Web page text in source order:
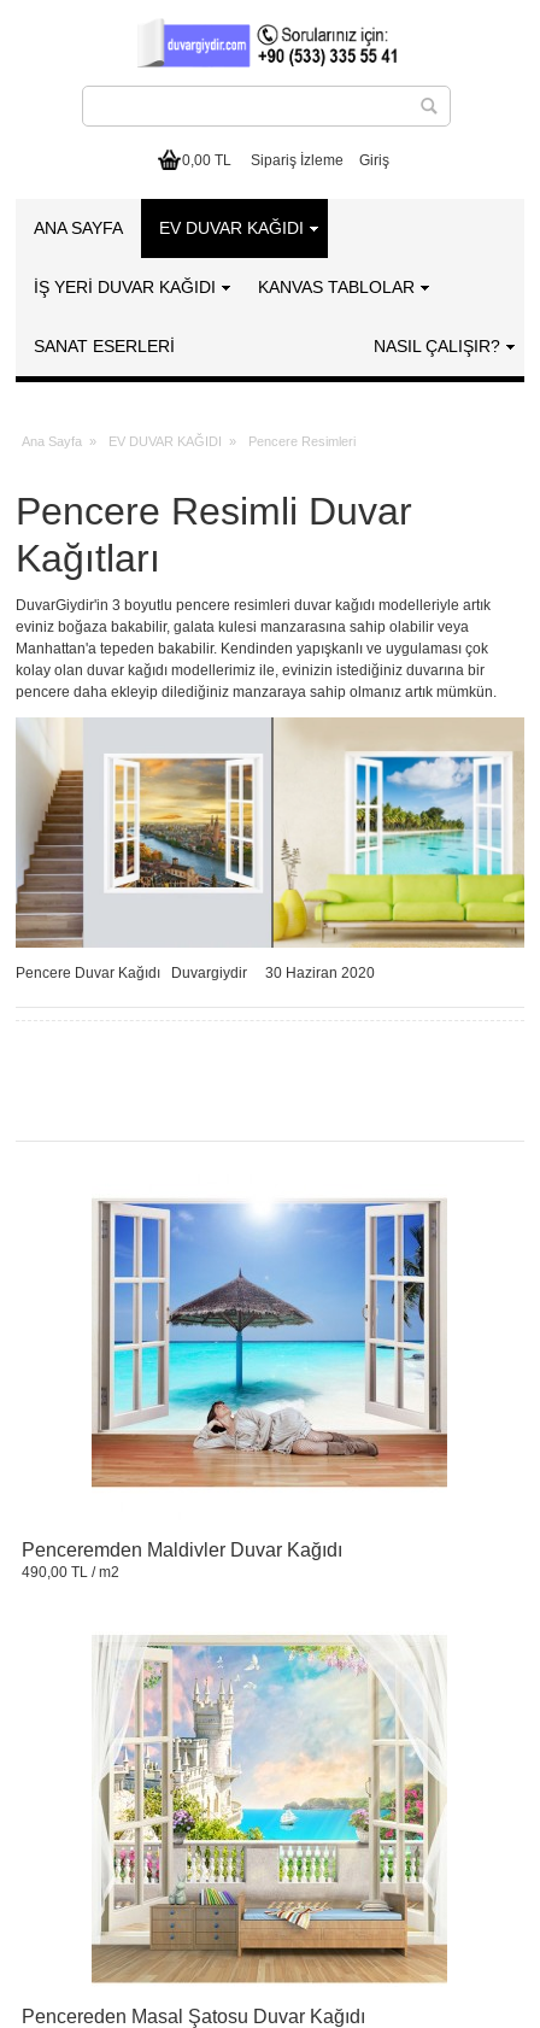
0,00 TL Sipariş İzleme Giriş
ANA SAYFA EV DUVAR KAĞIDI
İŞ YERİ DUVAR KAĞIDI KANVAS TABLOLAR
SANAT ESERLERI NASIL ÇALIŞIR?
Ana Sayfa » EV DUVAR KAĞIDI » Pencere Resimleri
Pencere Resimli Duvar
Kağıtları
DuvarGiydir'in 3 boyutlu pencere resimleri duvar kağıdı modelleriyle artık
eviniz boğaza bakabilir, galata kulesi manzarasına sahip olabilir veya
Manhattan'a tepeden bakabilir. Kendinden yapışkanlı ve uygulaması çok
kolay olan duvar kağıdı modellerimiz ile, evinizin istediğiniz duvarına bir
pencere daha ekleyip dilediğiniz manzaraya sahip olmanız artık mümkün.
Pencere Duvar Kağıdı Duvargiydir 30 Haziran 2020
Penceremden Maldivler Duvar Kağıdı
490,00 TL / m2
Pencereden Masal Şatosu Duvar Kağıdı